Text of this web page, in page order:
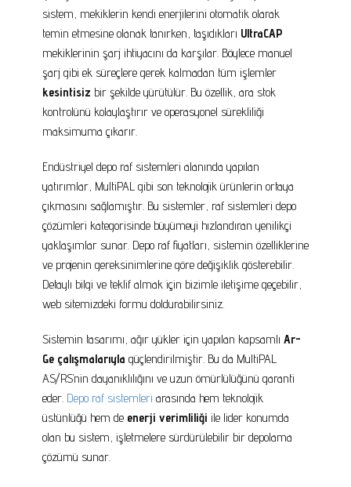
sistem, mekiklerin kendi enerjilerini otomatik olarak
temin etmesine olanak tanırken, taşıdıkları UltraCAP
mekiklerinin şarj ihtiyacını da karşılar. Böylece manuel
şarj gibi ek süreçlere gerek kalmadan tüm işlemler
kesintisiz bir şekilde yürütülür. Bu özellik, ara stok
kontrolünü kolaylaştırır ve operasyonel sürekliliği
maksimuma çıkarır.
Endüstriyel depo raf sistemleri alanında yapılan
yatırımlar, MultiPAL gibi son teknolojik ürünlerin ortaya
çıkmasını sağlamıştır. Bu sistemler, raf sistemleri depo
çözümleri kategorisinde büyümeyi hızlandıran yenilikçi
yaklaşımlar sunar. Depo raf fiyatları, sistemin özelliklerine
ve projenin gereksinimlerine göre değişiklik gösterebilir.
Detaylı bilgi ve teklif almak için bizimle iletişime geçebilir,
web sitemizdeki formu doldurabilirsiniz.
Sistemin tasarımı, ağır yükler için yapılan kapsamlı Ar-
Ge çalışmalarıyla güçlendirilmiştir. Bu da MultiPAL
AS/RS’nin dayanıklılığını ve uzun ömürlülüğünü garanti
eder. Depo raf sistemleri arasında hem teknolojik
üstünlüğü hem de enerji verimliliği ile lider konumda
olan bu sistem, işletmelere sürdürülebilir bir depolama
çözümü sunar.